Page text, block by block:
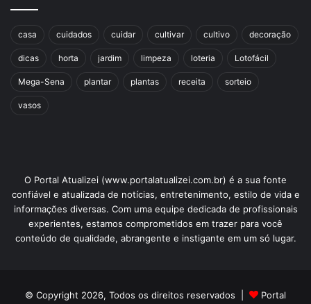
casa cuidados cuidar cultivar cultivo decoração
dicas horta jardim limpeza loteria Lotofácil
Mega-Sena plantar plantas receita sorteio
vasos
O Portal Atualizei (www.portalatualizei.com.br) é a sua fonte
confiável e atualizada de notícias, entretenimento, estilo de vida e
informações diversas. Com uma equipe dedicada de profissionais
experientes, estamos comprometidos em trazer para você
conteúdo de qualidade, abrangente e instigante em um só lugar.
© Copyright 2026, Todos os direitos reservados | Portal